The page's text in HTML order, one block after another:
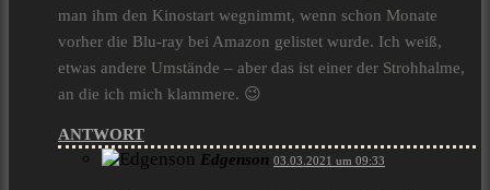
man ihm den Kinostart wegnimmt, wenn schon Monate
vorher die Blu-ray bei Amazon gelistet wurde. Ich weiß,
etwas andere Umstände – aber das ist einer der Strohhalme,
an die ich mich klammere. 😉
ANTWORT
Edgenson 03.03.2021 um 09:33